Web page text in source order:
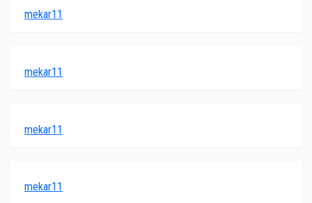
mekar11
mekar11
mekar11
mekar11